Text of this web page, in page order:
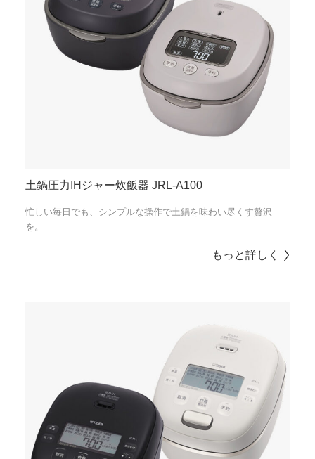
土鍋圧力IHジャー炊飯器 JRL-A100
忙しい毎日でも、シンプルな操作で土鍋を味わい尽くす贅沢
を。
もっと詳しく